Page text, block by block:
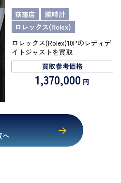
荻窪店
腕時計
ロレックス(Rolex)
ロレックス(Rolex)10Pのレディデ
イトジャストを買取
買取参考価格
1,370,000 円
へ